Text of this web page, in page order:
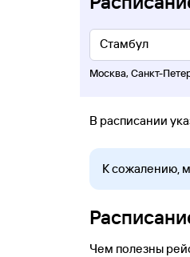
Москва, Санкт-
В расписании
К сожалению,
Чем полезны